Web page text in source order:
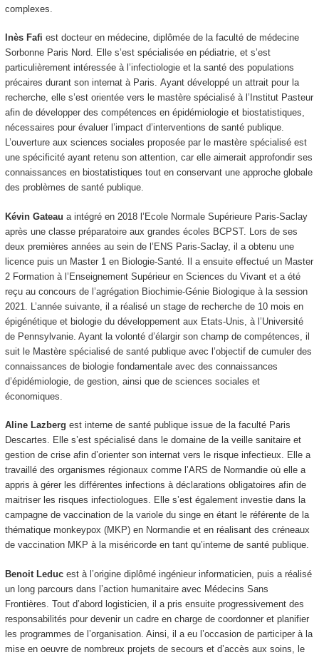
complexes.
Inès Fafi est docteur en médecine, diplômée de la faculté de médecine
Sorbonne Paris Nord. Elle s’est spécialisée en pédiatrie, et s’est
particulièrement intéressée à l’infectiologie et la santé des populations
précaires durant son internat à Paris. Ayant développé un attrait pour la
recherche, elle s’est orientée vers le mastère spécialisé à l’Institut Pasteur
afin de développer des compétences en épidémiologie et biostatistiques,
nécessaires pour évaluer l’impact d’interventions de santé publique.
L’ouverture aux sciences sociales proposée par le mastère spécialisé est
une spécificité ayant retenu son attention, car elle aimerait approfondir ses
connaissances en biostatistiques tout en conservant une approche globale
des problèmes de santé publique.
Kévin Gateau a intégré en 2018 l’Ecole Normale Supérieure Paris-Saclay
après une classe préparatoire aux grandes écoles BCPST. Lors de ses
deux premières années au sein de l’ENS Paris-Saclay, il a obtenu une
licence puis un Master 1 en Biologie-Santé. Il a ensuite effectué un Master
2 Formation à l’Enseignement Supérieur en Sciences du Vivant et a été
reçu au concours de l’agrégation Biochimie-Génie Biologique à la session
2021. L’année suivante, il a réalisé un stage de recherche de 10 mois en
épigénétique et biologie du développement aux Etats-Unis, à l’Université
de Pennsylvanie. Ayant la volonté d’élargir son champ de compétences, il
suit le Mastère spécialisé de santé publique avec l’objectif de cumuler des
connaissances de biologie fondamentale avec des connaissances
d’épidémiologie, de gestion, ainsi que de sciences sociales et
économiques.
Aline Lazberg est interne de santé publique issue de la faculté Paris
Descartes. Elle s’est spécialisé dans le domaine de la veille sanitaire et
gestion de crise afin d’orienter son internat vers le risque infectieux. Elle a
travaillé des organismes régionaux comme l’ARS de Normandie où elle a
appris à gérer les différentes infections à déclarations obligatoires afin de
maitriser les risques infectiologues. Elle s’est également investie dans la
campagne de vaccination de la variole du singe en étant le référente de la
thématique monkeypox (MKP) en Normandie et en réalisant des créneaux
de vaccination MKP à la miséricorde en tant qu’interne de santé publique.
Benoit Leducest à l’origine diplômé ingénieur informaticien, puis a réalisé
un long parcours dans l’action humanitaire avec Médecins Sans
Frontières. Tout d’abord logisticien, il a pris ensuite progressivement des
responsabilités pour devenir un cadre en charge de coordonner et planifier
les programmes de l’organisation. Ainsi, il a eu l’occasion de participer à la
mise en oeuvre de nombreux projets de secours et d’accès aux soins, le